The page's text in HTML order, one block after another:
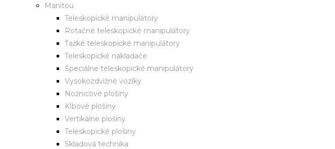
Manitou
Teleskopické manipulátory
Rotačné teleskopické manipulátory
Ťažké teleskopické manipulátory
Teleskopické nakladače
Špeciálne teleskopické manipulátory
Vysokozdvižné vozíky
Nožnicové plošiny
Kĺbové plošiny
Vertikálne plošiny
Teleskopické plošiny
Skladová technika